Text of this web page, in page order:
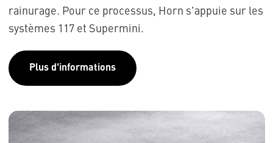
rainurage. Pour ce processus, Horn s'appuie sur les
systèmes 117 et Supermini.
Plus d'informations